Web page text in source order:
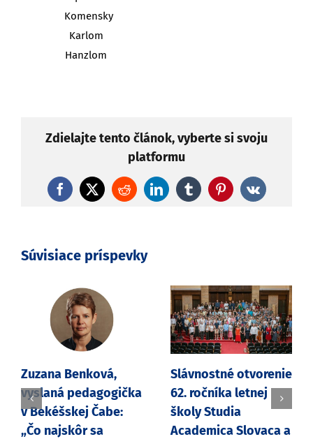
Komensky
Karlom
Hanzlom
Zdielajte tento článok, vyberte si svoju
platformu
Facebook
X RedditLinkedInTumblrPinterest
Vk
Súvisiace príspevky
Zuzana Benková,
vyslaná pedagogička
v Bekéšskej Čabe:
„Čo najskôr sa
Slávnostné otvorenie
62. ročníka letnej
školy Studia
Academica Slovaca a